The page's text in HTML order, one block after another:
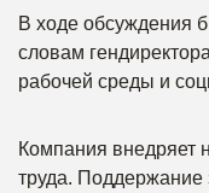
В ходе обсуждения
словам
рабочей среды и
Компания внедряет
труда. Поддержание